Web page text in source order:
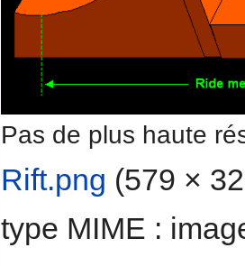
Pas de plus haute
Rift.png (579 ×
type MIME :